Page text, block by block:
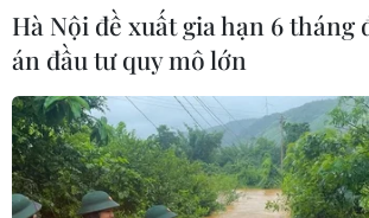
Hà Nội đề xuất gia hạn 6 tháng
án đầu tư quy mô lớn